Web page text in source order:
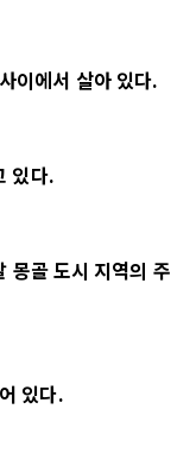
이에서 살아 있다.
있다.
몽골 도시 지역의 주
있다.